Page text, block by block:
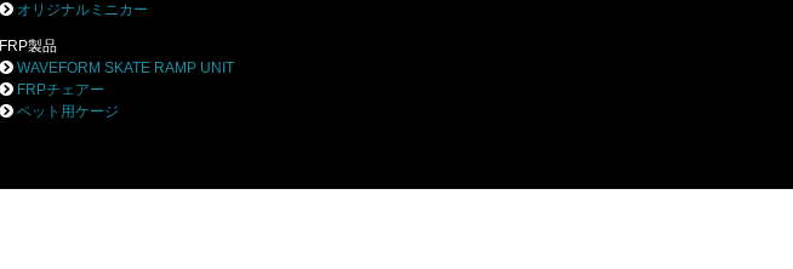
オリジナルミニカー
FRP製品
WAVEFORM SKATE RAMP UNIT
FRPチェアー
ペット用ケージ